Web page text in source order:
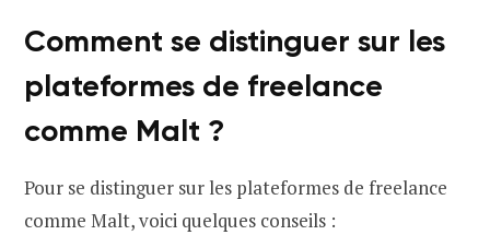
Comment se distinguer sur les
plateformes de freelance
comme Malt ?
Pour se distinguer sur les plateformes de freelance
comme Malt, voici quelques conseils :